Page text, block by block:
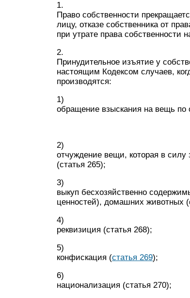
1.
Право собственности
лицу, отказе собственника от
при утрате права собственности
2.
Принудительное изъятие у
настоящим Кодексом случаев,
производятся:
1)
обращение взыскания на вещь по
2)
отчуждение вещи, которая в
(статья 265);
3)
выкуп бесхозяйственно
ценностей), домашних животных
4)
реквизиция (статья 268);
5)
конфискация (статья 269);
6)
национализация (статья 270);